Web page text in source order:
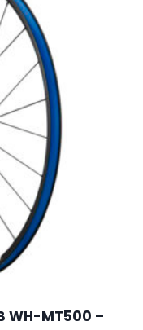
WH-MT500 –